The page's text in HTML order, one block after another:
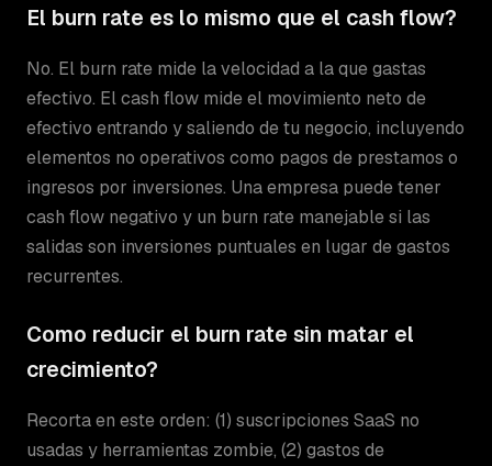
El burn rate es lo mismo que el cash flow?
No. El burn rate mide la velocidad a la que gastas
efectivo. El cash flow mide el movimiento neto de
efectivo entrando y saliendo de tu negocio, incluyendo
elementos no operativos como pagos de prestamos o
ingresos por inversiones. Una empresa puede tener
cash flow negativo y un burn rate manejable si las
salidas son inversiones puntuales en lugar de gastos
recurrentes.
Como reducir el burn rate sin matar el
crecimiento?
Recorta en este orden: (1) suscripciones SaaS no
usadas y herramientas zombie, (2) gastos de